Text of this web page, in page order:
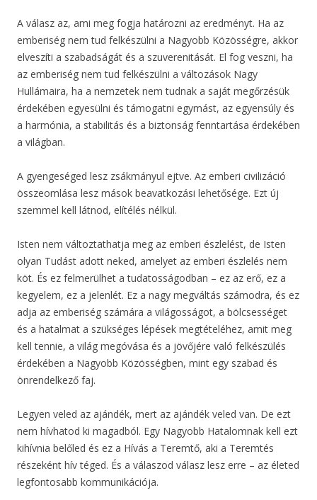
A válasz az, ami meg fogja határozni az eredményt. Ha az
emberiség nem tud felkészülni a Nagyobb Közösségre, akkor
elveszíti a szabadságát és a szuverenitását. El fog veszni, ha
az emberiség nem tud felkészülni a változások Nagy
Hullámaira, ha a nemzetek nem tudnak a saját megőrzésük
érdekében egyesülni és támogatni egymást, az egyensúly és
a harmónia, a stabilitás és a biztonság fenntartása érdekében
a világban.
A gyengeséged lesz zsákmányul ejtve. Az emberi civilizáció
összeomlása lesz mások beavatkozási lehetősége. Ezt új
szemmel kell látnod, elítélés nélkül.
Isten nem változtathatja meg az emberi észlelést, de Isten
olyan Tudást adott neked, amelyet az emberi észlelés nem
köt. És ez felmerülhet a tudatosságodban – ez az erő, ez a
kegyelem, ez a jelenlét. Ez a nagy megváltás számodra, és ez
adja az emberiség számára a világosságot, a bölcsességet
és a hatalmat a szükséges lépések megtételéhez, amit meg
kell tennie, a világ megóvása és a jövőjére való felkészülés
érdekében a Nagyobb Közösségben, mint egy szabad és
önrendelkező faj.
Legyen veled az ajándék, mert az ajándék veled van. De ezt
nem hívhatod ki magadból. Egy Nagyobb Hatalomnak kell ezt
kihívnia belőled és ez a Hívás a Teremtő, aki a Teremtés
részeként hív téged. És a válaszod válasz lesz erre – az életed
legfontosabb kommunikációja.